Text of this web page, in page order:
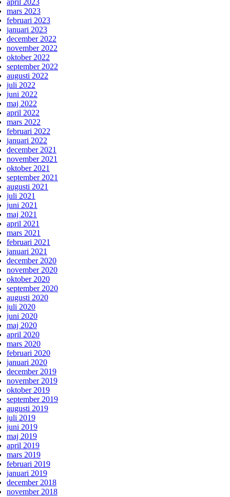
april 2023
mars 2023
februari 2023
januari 2023
december 2022
november 2022
oktober 2022
september 2022
augusti 2022
juli 2022
juni 2022
maj 2022
april 2022
mars 2022
februari 2022
januari 2022
december 2021
november 2021
oktober 2021
september 2021
augusti 2021
juli 2021
juni 2021
maj 2021
april 2021
mars 2021
februari 2021
januari 2021
december 2020
november 2020
oktober 2020
september 2020
augusti 2020
juli 2020
juni 2020
maj 2020
april 2020
mars 2020
februari 2020
januari 2020
december 2019
november 2019
oktober 2019
september 2019
augusti 2019
juli 2019
juni 2019
maj 2019
april 2019
mars 2019
februari 2019
januari 2019
december 2018
november 2018